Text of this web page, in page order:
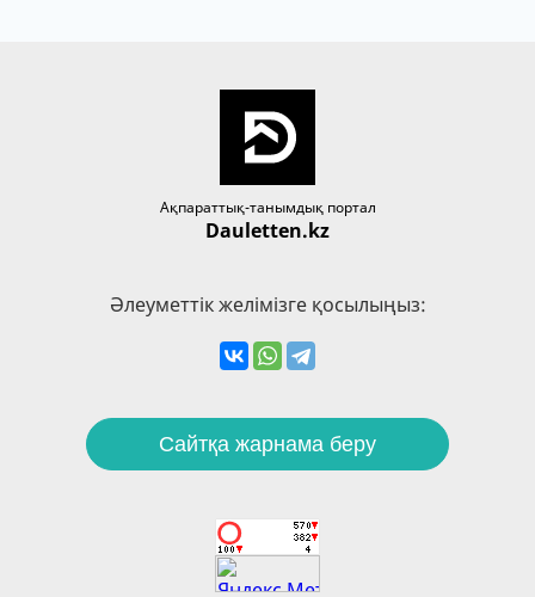
Ақпараттық-танымдық портал
Dauletten.kz
Әлеуметтік желімізге қосылыңыз:
Сайтқа жарнама беру